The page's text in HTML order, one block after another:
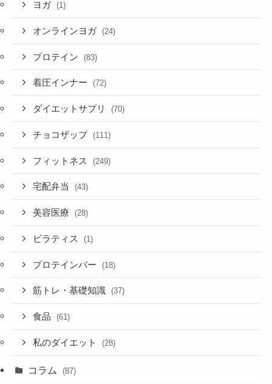
ヨガ (1)
オンラインヨガ (24)
プロテイン (83)
着圧インナー (72)
ダイエットサプリ (70)
チョコザップ (111)
フィットネス (249)
宅配弁当 (43)
美容医療 (28)
ピラティス (1)
プロテインバー (18)
筋トレ・基礎知識 (37)
食品 (61)
私のダイエット (28)
コラム (87)